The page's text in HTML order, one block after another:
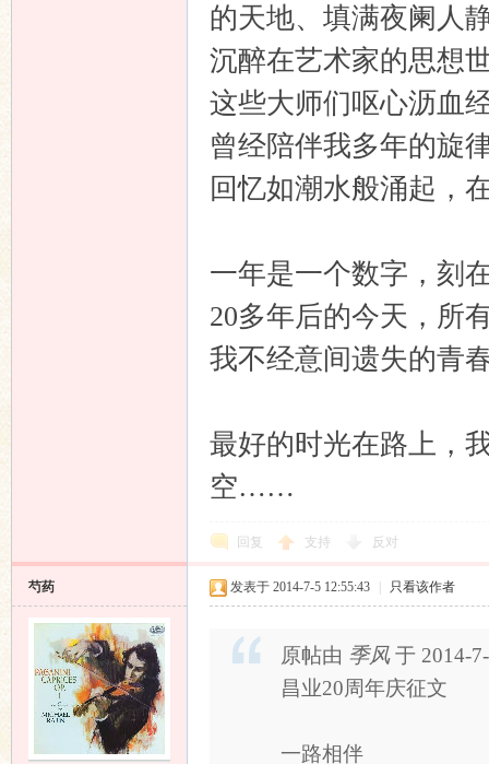
的天地、填满夜阑人
沉醉在艺术家的思想
这些大师们呕心沥血
曾经陪伴我多年的旋
回忆如潮水般涌起，
一年是一个数字，刻
20多年后的今天，所
我不经意间遗失的青
最好的时光在路上，
空……
回复 支持 反对
芍药 发表于 2014-7-5 12:55:43 只看该作者
原帖由 季风于 2014-
昌业20周年庆征文
一路相伴